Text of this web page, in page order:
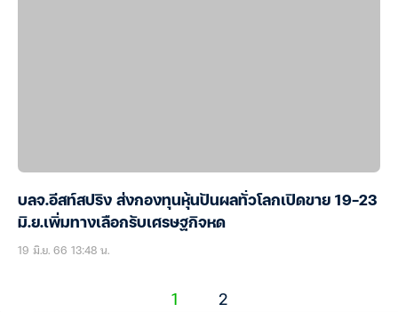
บลจ.อีสท์สปริง ส่งกองทุนหุ้นปันผลทั่วโลกเปิดขาย 19-23
มิ.ย.เพิ่มทางเลือกรับเศรษฐกิจหด
19 มิ.ย. 66 13:48 น.
1 2